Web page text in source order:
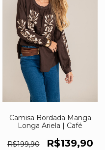
Camisa Bordada Manga
Longa Ariela | Café
R$199,90 R$139,90